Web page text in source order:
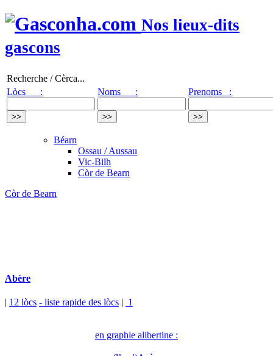
Nos lieux-dits
gascons
Recherche / Cèrca...
Lòcs :
Noms : Prenoms :
Béarn
Ossau / Aussau
Vic-Bilh
Còr de Bearn
Còr de Bearn
Abère
| 12 lòcs - liste rapide des lòcs | 1
en graphie alibertine :